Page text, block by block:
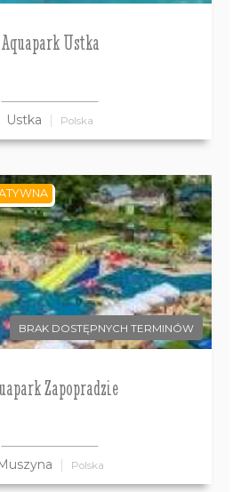
Aquapark Ustka
Ustka Polska
BRAK DOSTĘPNYCH TERMINÓW
Zapopradzie
Polska